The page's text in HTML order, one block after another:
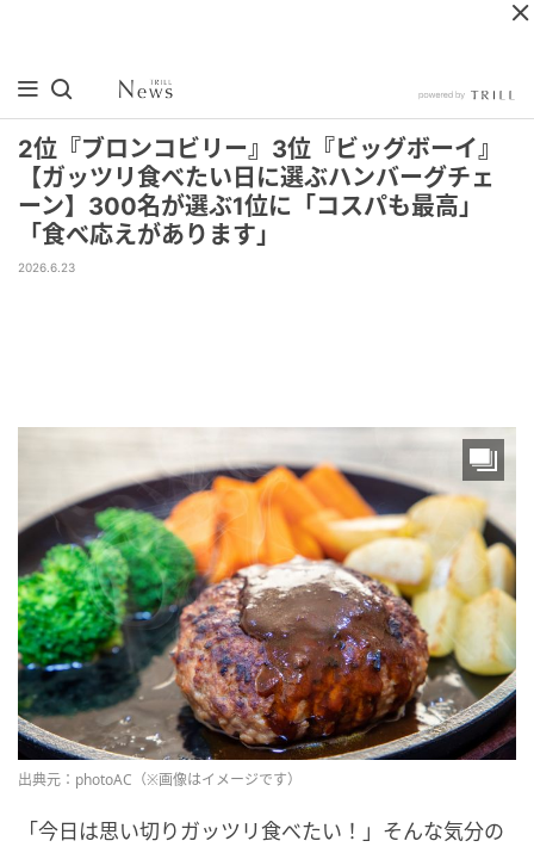
2位『ブロンコビリー』3位『ビッグボーイ』
【ガッツリ食べたい日に選ぶハンバーグチェ
ーン】300名が選ぶ1位に「コスパも最高」
「食べ応えがあります」
2026.6.23
出典元：photoAC（※画像はイメージです）
「今日は思い切りガッツリ食べたい！」そんな気分の